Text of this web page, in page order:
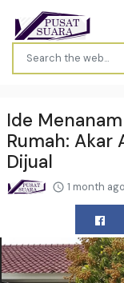
Ide
Rumah: Akar
Dijual
1 month ago